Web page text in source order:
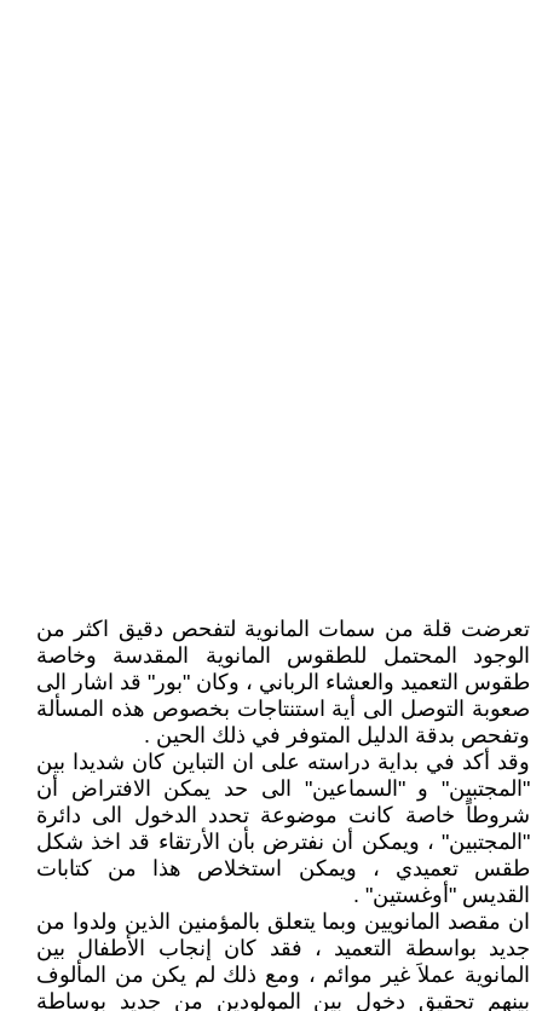
تعرضت قلة من سمات المانوية لتفحص دقيق اكثر من
الوجود المحتمل للطقوس المانوية المقدسة وخاصة
طقوس التعميد والعشاء الرباني ، وكان "بور" قد اشار الى
صعوبة التوصل الى أية استنتاجات بخصوص هذه المسألة
وتفحص بدقة الدليل المتوفر في ذلك الحين .
وقد أكد في بداية دراسته على ان التباين كان شديدا بين
"المجتبين" و "السماعين" الى حد يمكن الافتراض أن
شروطاً خاصة كانت موضوعة تحدد الدخول الى دائرة
"المجتبين" ، ويمكن أن نفترض بأن الأرتقاء قد اخذ شكل
طقس تعميدي ، ويمكن استخلاص هذا من كتابات
القديس "أوغستين" .
ان مقصد المانويين وبما يتعلق بالمؤمنين الذين ولدوا من
جديد بواسطة التعميد ، فقد كان إنجاب الأطفال بين
المانوية عملاَ غير موائم ، ومع ذلك لم يكن من المألوف
بينهم تحقيق دخول بين المولودين من جديد بوساطة